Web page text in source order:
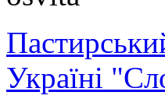
Україні